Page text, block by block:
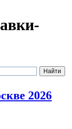
2026